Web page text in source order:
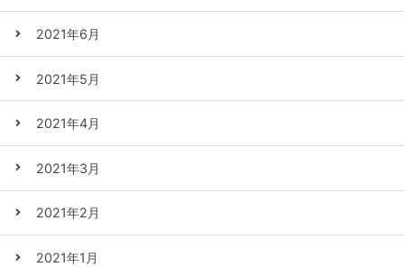
2021年6月
2021年5月
2021年4月
2021年3月
2021年2月
2021年1月